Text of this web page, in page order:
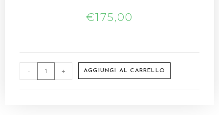
€175,00
- + AGGIUNGI AL CARRELLO